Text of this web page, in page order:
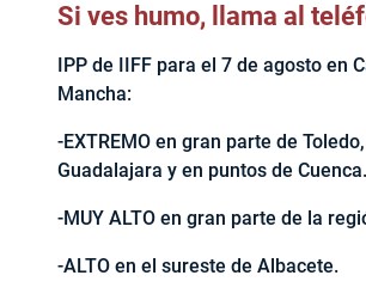
Si ves humo, llama al
IPP de IIFF para el 7 de agosto en
Mancha:
-EXTREMO en gran parte de
Guadalajara y en puntos de Cuenca.
-MUY ALTO en gran parte de la
-ALTO en el sureste de Albacete.